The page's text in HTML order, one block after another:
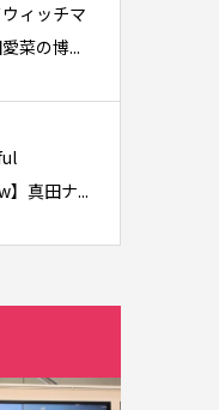
ウィッチマ
菜の博...
真田ナ...